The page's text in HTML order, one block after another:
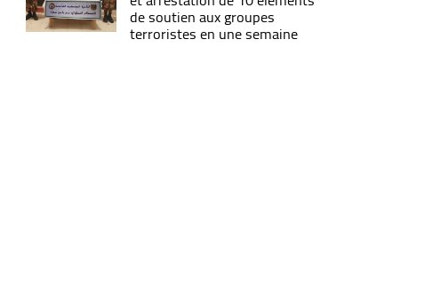
de soutien aux groupes
terroristes en une semaine